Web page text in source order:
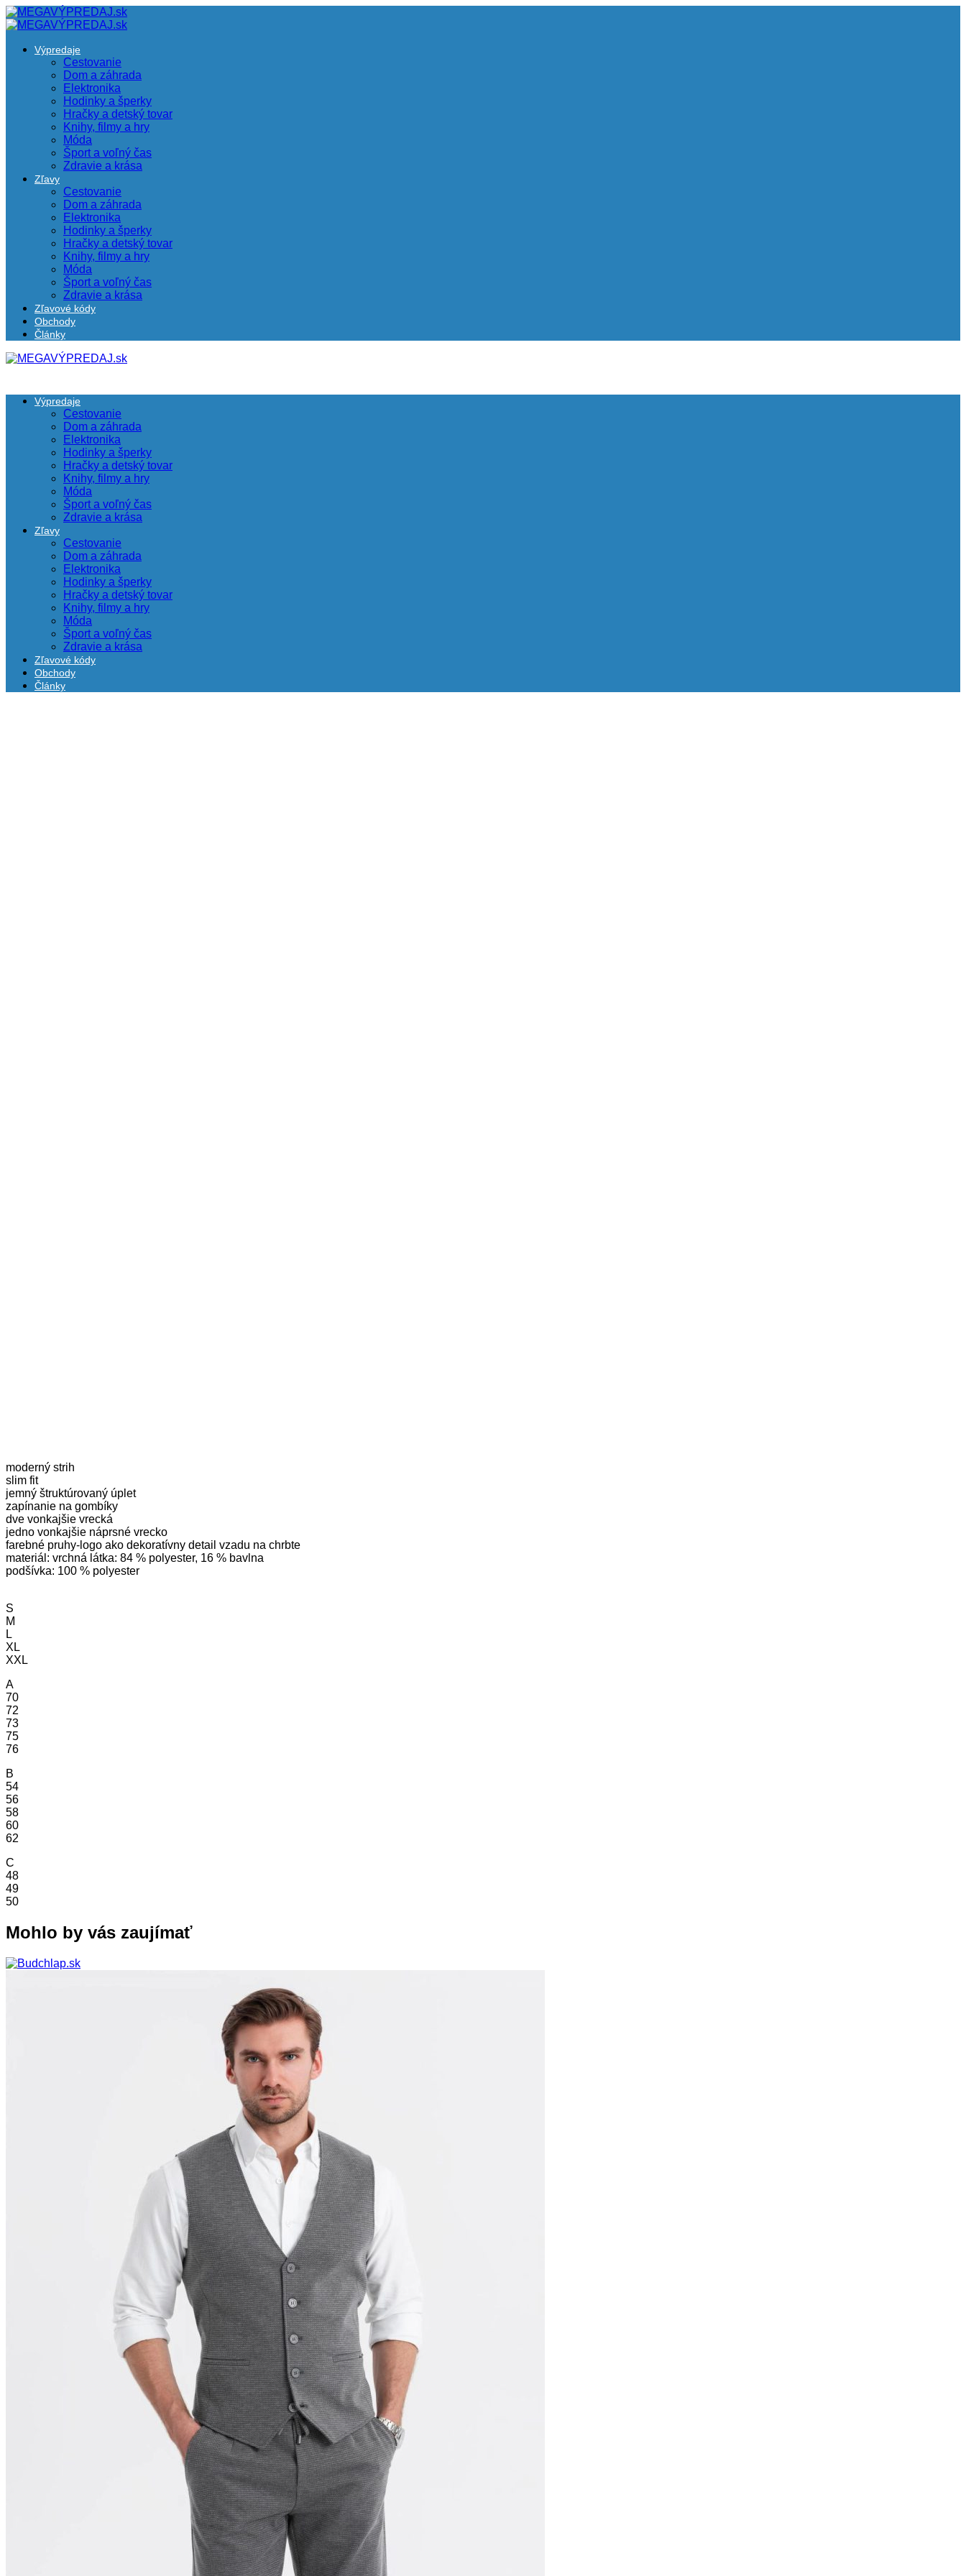
Výpredaje
Cestovanie
Dom a záhrada
Elektronika
Hodinky a šperky
Hračky a detský tovar
Knihy, filmy a hry
Móda
Šport a voľný čas
Zdravie a krása
Zľavy
Cestovanie
Dom a záhrada
Elektronika
Hodinky a šperky
Hračky a detský tovar
Knihy, filmy a hry
Móda
Šport a voľný čas
Zdravie a krása
Zľavové kódy
Obchody
Články
Výpredaje
Cestovanie
Dom a záhrada
Elektronika
Hodinky a šperky
Hračky a detský tovar
Knihy, filmy a hry
Móda
Šport a voľný čas
Zdravie a krása
Zľavy
Cestovanie
Dom a záhrada
Elektronika
Hodinky a šperky
Hračky a detský tovar
Knihy, filmy a hry
Móda
Šport a voľný čas
Zdravie a krása
Zľavové kódy
Obchody
Články
moderný strih
slim fit
jemný štruktúrovaný úplet
zapínanie na gombíky
dve vonkajšie vrecká
jedno vonkajšie náprsné vrecko
farebné pruhy-logo ako dekoratívny detail vzadu na chrbte
materiál: vrchná látka: 84 % polyester, 16 % bavlna
podšívka: 100 % polyester
S
M
L
XL
XXL
A
70
72
73
75
76
B
54
56
58
60
62
C
48
49
50
Mohlo by vás zaujímať